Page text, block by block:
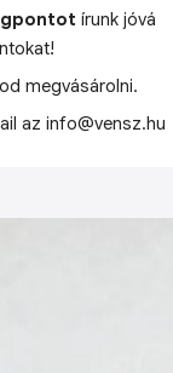
írunk jóvá
megvásárolni.
az info@vensz.hu